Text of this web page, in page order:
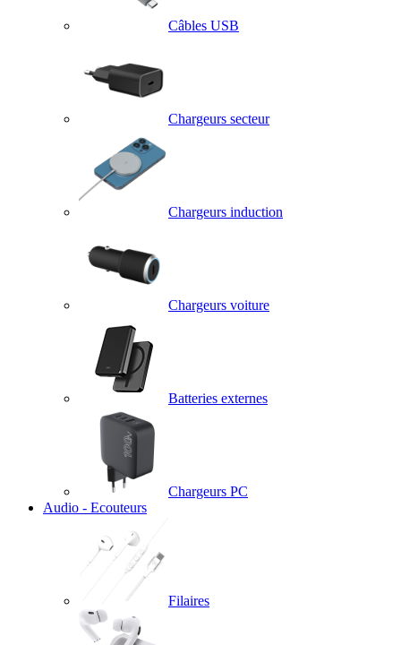
Câbles USB
Chargeurs secteur
Chargeurs induction
Chargeurs voiture
Batteries externes
Chargeurs PC
Audio - Ecouteurs
Filaires